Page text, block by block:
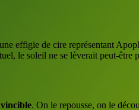
effigie de cire représentant
le soleil ne se lèverait peut-être
. On le repousse, on le